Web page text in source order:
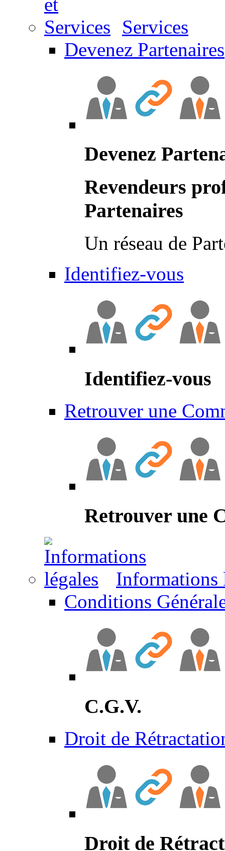
Services
Devenez Partenaires
Devenez
Revendeurs
Partenaires
Un réseau de
Identifiez-vous
Identifiez-vous
Retrouver une
Retrouver une
Informations
Conditions
C.G.V.
Droit de
Droit de